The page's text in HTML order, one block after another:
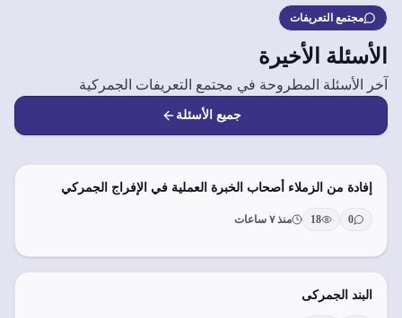
مجتمع التعريفات
الأسئلة الأخيرة
آخر الأسئلة المطروحة في مجتمع التعريفات الجمركية
جميع الأسئلة
إفادة من الزملاء أصحاب الخبرة العملية في الإفراج الجمركي
0
18 منذ ٧ ساعات
البند الجمركى